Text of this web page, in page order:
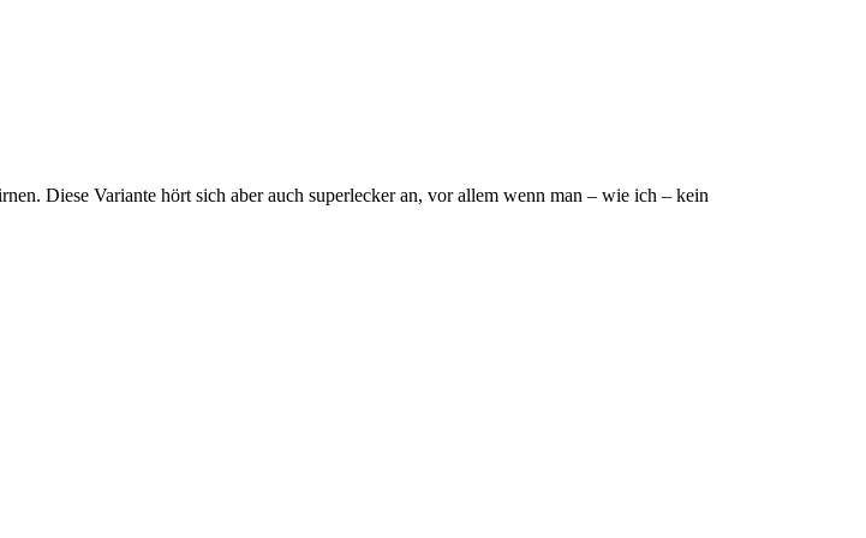
Diese Variante hört sich aber auch superlecker an, vor allem wenn man – wie ich – kein